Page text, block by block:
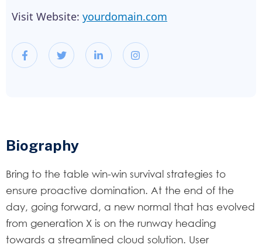
Visit Website: yourdomain.com
Biography​
Bring to the table win-win survival strategies to
ensure proactive domination. At the end of the
day, going forward, a new normal that has evolved
from generation X is on the runway heading
towards a streamlined cloud solution. User